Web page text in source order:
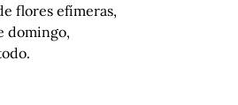
flores efímeras,
domingo,